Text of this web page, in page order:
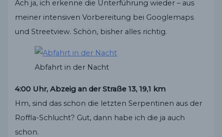
Ach ja, ich erkenne die Unterführung wieder – aus
meiner intensiven Vorbereitung bei Googlemaps
und Streetview. Schön, bisher alles richtig.
Abfahrt in der Nacht
4:00 Uhr, Abzeig an der Straße 13, 19,1 km
Hm, sind das schon die letzten Serpentinen aus der
Roffla-Schlucht? Gut, dann habe ich die ja auch
schon.